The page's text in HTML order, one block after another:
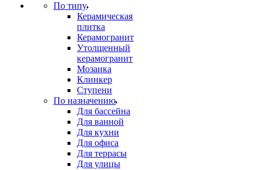
По типу
Керамическая
плитка
Керамогранит
Утолщенный
керамогранит
Мозаика
Клинкер
Ступени
По назначению
Для бассейна
Для ванной
Для кухни
Для офиса
Для террасы
Для улицы